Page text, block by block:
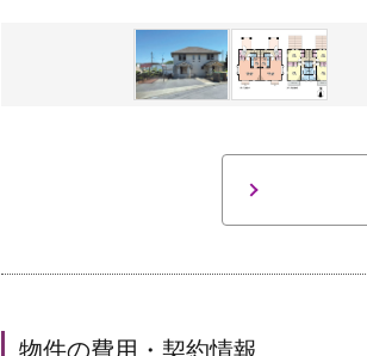
物件の費用・契約情報